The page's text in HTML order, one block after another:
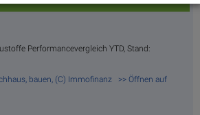
Performancevergleich YTD, Stand:
bauen, (C) Immofinanz >> Öffnen auf